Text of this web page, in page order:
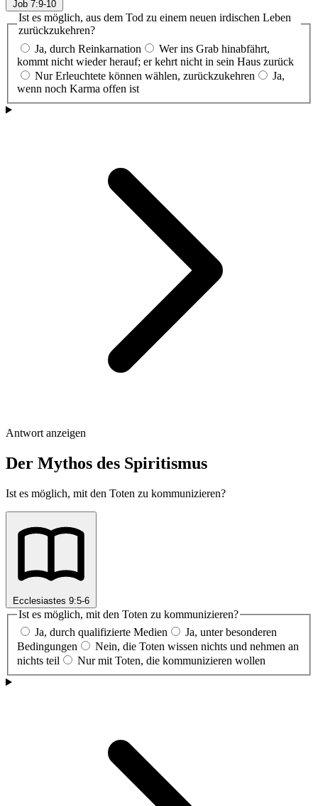
Job 7:9-10
Ist es möglich, aus dem Tod zu einem neuen irdischen Leben
zurückzukehren?
Ja, durch Reinkarnation
Wer ins Grab hinabfährt,
kommt nicht wieder herauf; er kehrt nicht in sein Haus zurück
Nur Erleuchtete können wählen, zurückzukehren
Ja,
wenn noch Karma offen ist
Antwort anzeigen
Der Mythos des Spiritismus
Ist es möglich, mit den Toten zu kommunizieren?
Ecclesiastes 9:5-6
Ist es möglich, mit den Toten zu kommunizieren?
Ja, durch qualifizierte Medien
Ja, unter besonderen
Bedingungen
Nein, die Toten wissen nichts und nehmen an
nichts teil
Nur mit Toten, die kommunizieren wollen